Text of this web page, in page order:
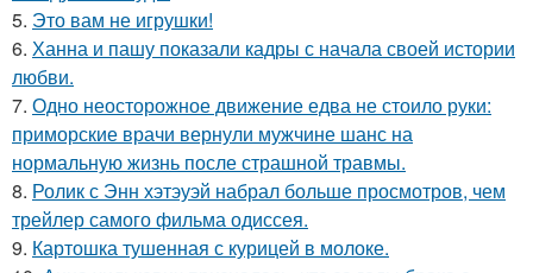
5. Это вам не игрушки!
6. Ханна и пашу показали кадры с начала своей истории
любви.
7. Одно неосторожное движение едва не стоило руки:
приморские врачи вернули мужчине шанс на
нормальную жизнь после страшной травмы.
8. Ролик с Энн хэтэуэй набрал больше просмотров, чем
трейлер самого фильма одиссея.
9. Картошка тушенная с курицей в молоке.